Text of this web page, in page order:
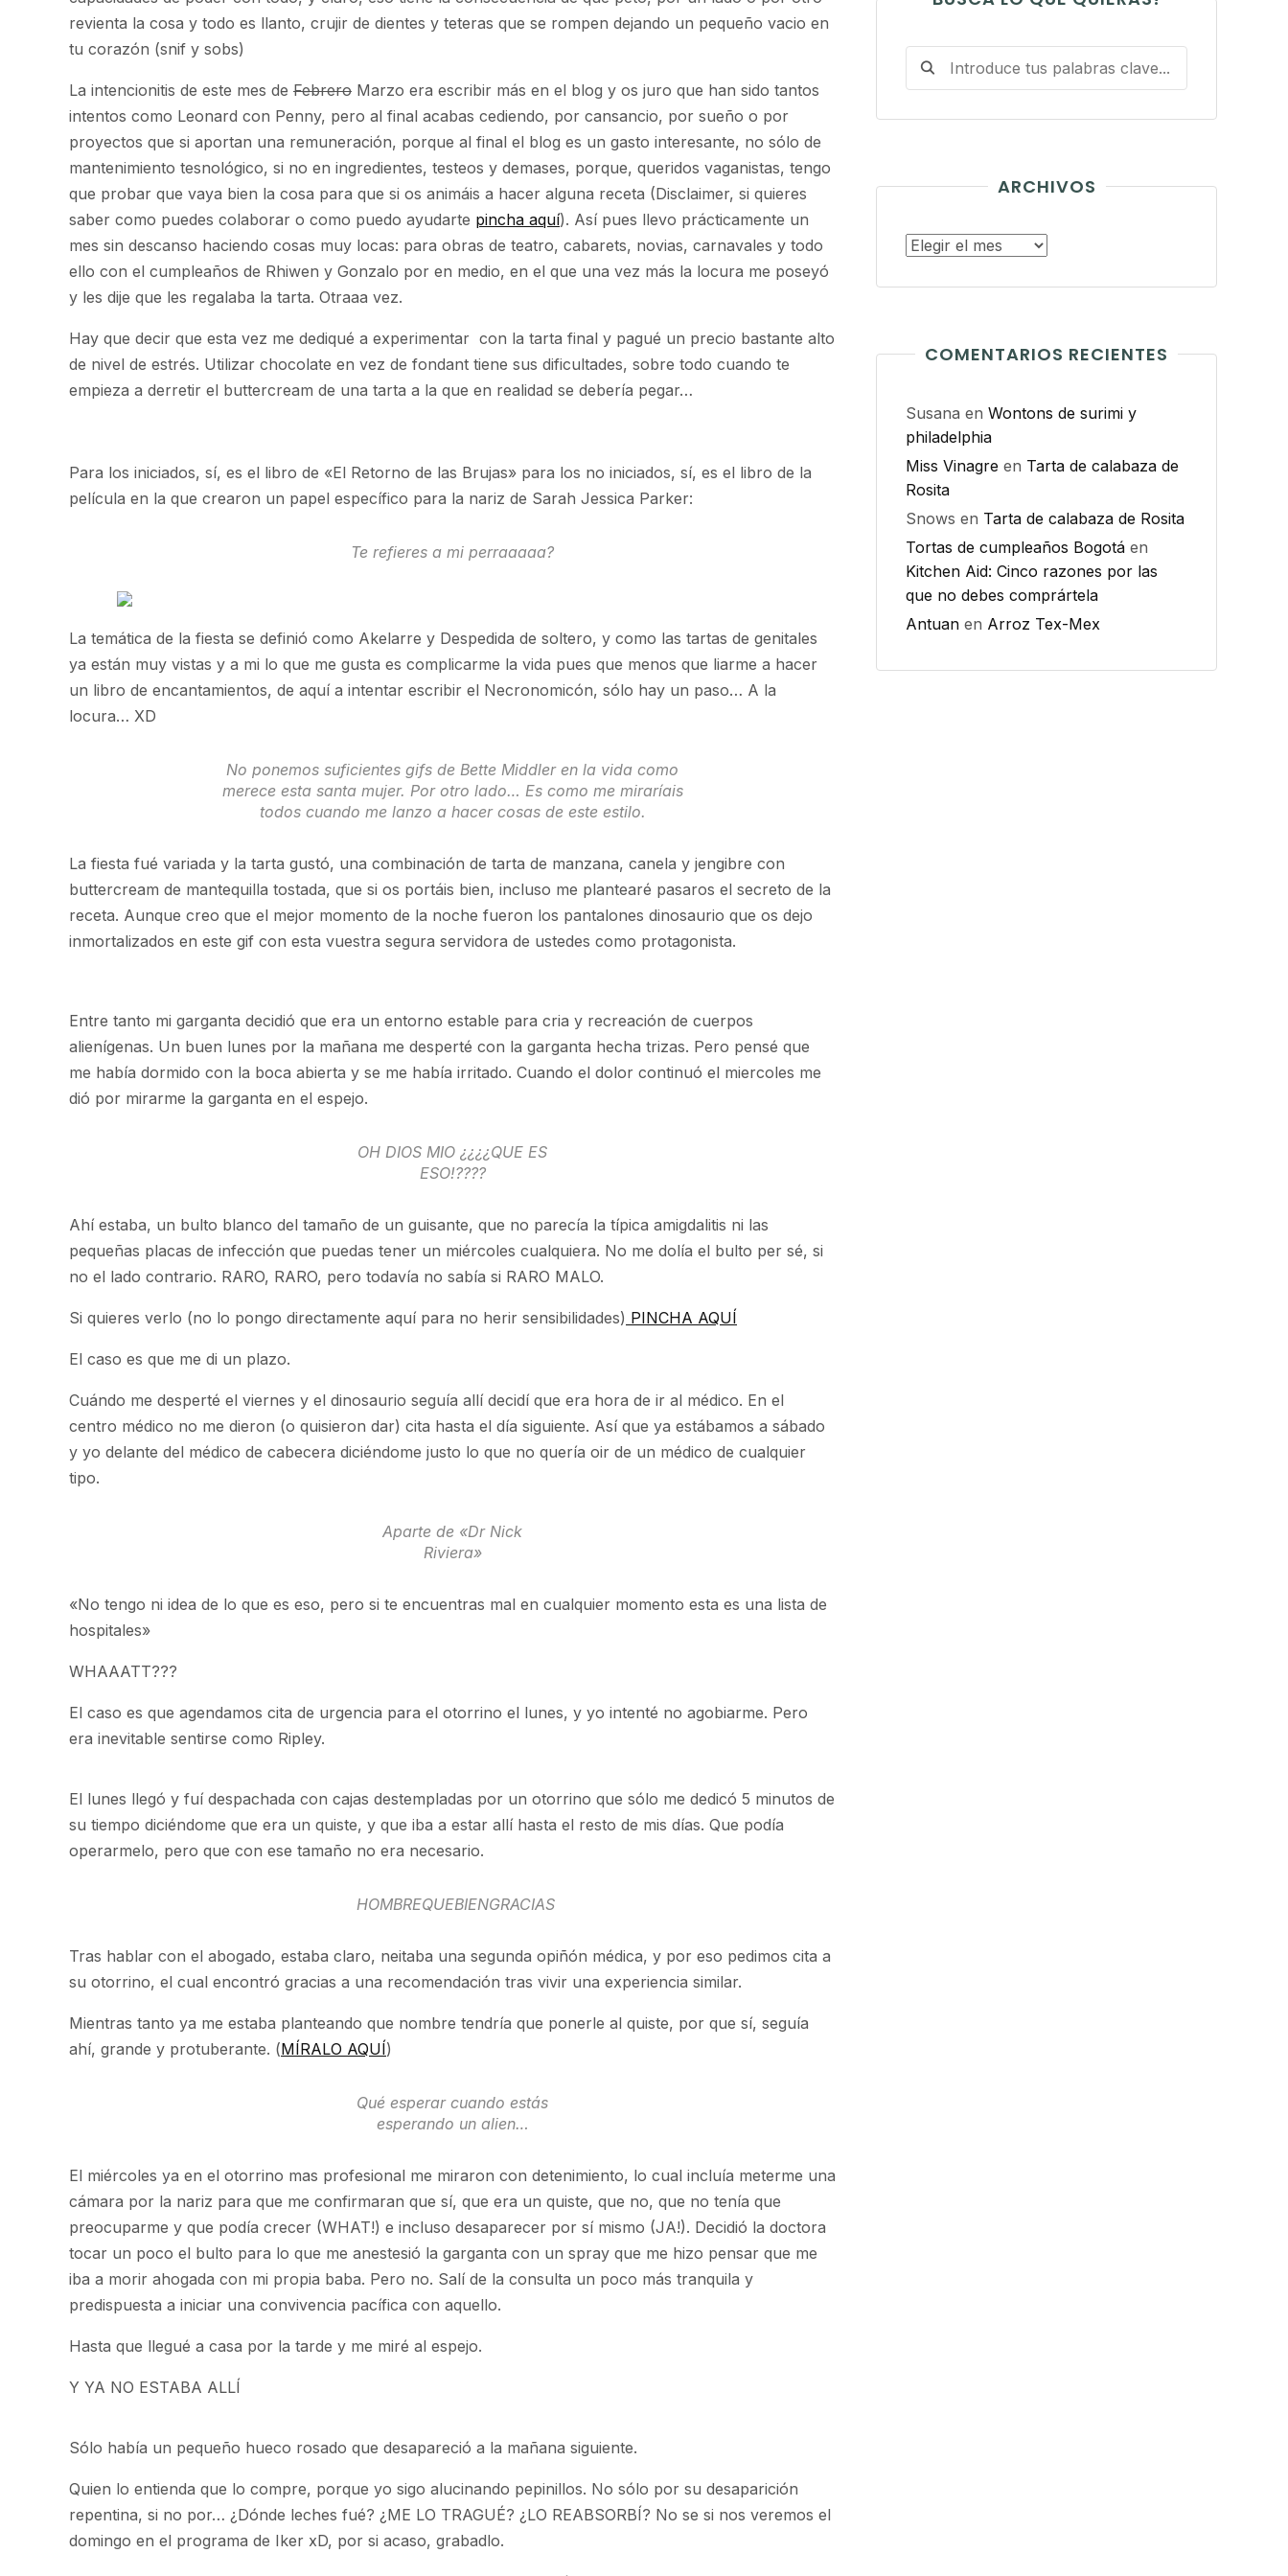
revienta la cosa y todo es llanto, crujir de dientes y teteras que se rompen dejando un pequeño vacio en
tu corazón (snif y sobs)
La intencionitis de este mes de Febrero Marzo era escribir más en el blog y os juro que han sido tantos
intentos como Leonard con Penny, pero al final acabas cediendo, por cansancio, por sueño o por
proyectos que si aportan una remuneración, porque al final el blog es un gasto interesante, no sólo de
mantenimiento tesnológico, si no en ingredientes, testeos y demases, porque, queridos vaganistas, tengo
que probar que vaya bien la cosa para que si os animáis a hacer alguna receta (Disclaimer, si quieres
saber como puedes colaborar o como puedo ayudarte pincha aquí). Así pues llevo prácticamente un
mes sin descanso haciendo cosas muy locas: para obras de teatro, cabarets, novias, carnavales y todo
ello con el cumpleaños de Rhiwen y Gonzalo por en medio, en el que una vez más la locura me poseyó
y les dije que les regalaba la tarta. Otraaa vez.
Hay que decir que esta vez me dediqué a experimentar con la tarta final y pagué un precio bastante alto
de nivel de estrés. Utilizar chocolate en vez de fondant tiene sus dificultades, sobre todo cuando te
empieza a derretir el buttercream de una tarta a la que en realidad se debería pegar…
Para los iniciados, sí, es el libro de «El Retorno de las Brujas» para los no iniciados, sí, es el libro de la
película en la que crearon un papel específico para la nariz de Sarah Jessica Parker:
Te refieres a mi perraaaaa?
La temática de la fiesta se definió como Akelarre y Despedida de soltero, y como las tartas de genitales
ya están muy vistas y a mi lo que me gusta es complicarme la vida pues que menos que liarme a hacer
un libro de encantamientos, de aquí a intentar escribir el Necronomicón, sólo hay un paso… A la
locura… XD
No ponemos suficientes gifs de Bette Middler en la vida como
merece esta santa mujer. Por otro lado… Es como me miraríais
todos cuando me lanzo a hacer cosas de este estilo.
La fiesta fué variada y la tarta gustó, una combinación de tarta de manzana, canela y jengibre con
buttercream de mantequilla tostada, que si os portáis bien, incluso me plantearé pasaros el secreto de la
receta. Aunque creo que el mejor momento de la noche fueron los pantalones dinosaurio que os dejo
inmortalizados en este gif con esta vuestra segura servidora de ustedes como protagonista.
Entre tanto mi garganta decidió que era un entorno estable para cria y recreación de cuerpos
alienígenas. Un buen lunes por la mañana me desperté con la garganta hecha trizas. Pero pensé que
me había dormido con la boca abierta y se me había irritado. Cuando el dolor continuó el miercoles me
dió por mirarme la garganta en el espejo.
OH DIOS MIO ¿¿¿¿QUE ES
ESO!????
Ahí estaba, un bulto blanco del tamaño de un guisante, que no parecía la típica amigdalitis ni las
pequeñas placas de infección que puedas tener un miércoles cualquiera. No me dolía el bulto per sé, si
no el lado contrario. RARO, RARO, pero todavía no sabía si RARO MALO.
Si quieres verlo (no lo pongo directamente aquí para no herir sensibilidades) PINCHA AQUÍ
El caso es que me di un plazo.
Cuándo me desperté el viernes y el dinosaurio seguía allí decidí que era hora de ir al médico. En el
centro médico no me dieron (o quisieron dar) cita hasta el día siguiente. Así que ya estábamos a sábado
y yo delante del médico de cabecera diciéndome justo lo que no quería oir de un médico de cualquier
tipo.
Aparte de «Dr Nick
Riviera»
«No tengo ni idea de lo que es eso, pero si te encuentras mal en cualquier momento esta es una lista de
hospitales»
WHAAATT???
El caso es que agendamos cita de urgencia para el otorrino el lunes, y yo intenté no agobiarme. Pero
era inevitable sentirse como Ripley.
El lunes llegó y fuí despachada con cajas destempladas por un otorrino que sólo me dedicó 5 minutos de
su tiempo diciéndome que era un quiste, y que iba a estar allí hasta el resto de mis días. Que podía
operarmelo, pero que con ese tamaño no era necesario.
HOMBREQUEBIENGRACIAS
Tras hablar con el abogado, estaba claro, neitaba una segunda opiñón médica, y por eso pedimos cita a
su otorrino, el cual encontró gracias a una recomendación tras vivir una experiencia similar.
Mientras tanto ya me estaba planteando que nombre tendría que ponerle al quiste, por que sí, seguía
ahí, grande y protuberante. (MÍRALO AQUÍ)
Qué esperar cuando estás
esperando un alien…
El miércoles ya en el otorrino mas profesional me miraron con detenimiento, lo cual incluía meterme una
cámara por la nariz para que me confirmaran que sí, que era un quiste, que no, que no tenía que
preocuparme y que podía crecer (WHAT!) e incluso desaparecer por sí mismo (JA!). Decidió la doctora
tocar un poco el bulto para lo que me anestesió la garganta con un spray que me hizo pensar que me
iba a morir ahogada con mi propia baba. Pero no. Salí de la consulta un poco más tranquila y
predispuesta a iniciar una convivencia pacífica con aquello.
Hasta que llegué a casa por la tarde y me miré al espejo.
Y YA NO ESTABA ALLÍ
Sólo había un pequeño hueco rosado que desapareció a la mañana siguiente.
Quien lo entienda que lo compre, porque yo sigo alucinando pepinillos. No sólo por su desaparición
repentina, si no por… ¿Dónde leches fué? ¿ME LO TRAGUÉ? ¿LO REABSORBÍ? No se si nos veremos el
domingo en el programa de Iker xD, por si acaso, grabadlo.
ARCHIVOS
Archivos
COMENTARIOS RECIENTES
Susana en Wontons de surimi y
philadelphia
Miss Vinagre en Tarta de calabaza de
Rosita
Snows en Tarta de calabaza de Rosita
Tortas de cumpleaños Bogotá en
Kitchen Aid: Cinco razones por las
que no debes comprártela
Antuan en Arroz Tex-Mex